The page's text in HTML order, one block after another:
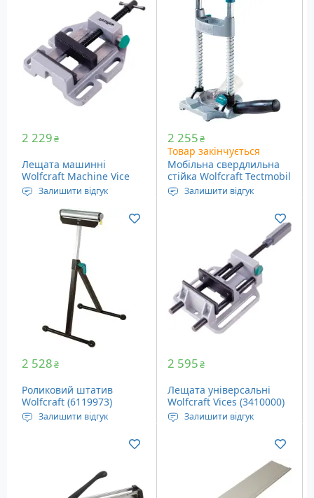
2 229₴
Лещата машинні
Wolfcraft Machine Vice
(3423000)
Залишити відгук
Розбіжність затискачів:
2 255₴
Товар закінчується
Мобільна свердлильна
стійка Wolfcraft Tectmobil
(4522000)
Залишити відгук
Установка для точного
свердління отворів для
2 528₴
Роликовий штатив
Wolfcraft (6119973)
Залишити відгук
2 595₴
Лещата універсальні
Wolfcraft Vices (3410000)
Залишити відгук
Розбіжність затискачів: